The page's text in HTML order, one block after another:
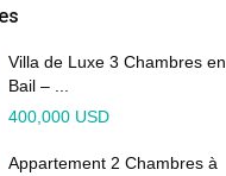
Villa de Luxe 3 Chambres en
Bail – ...
400,000 USD
Appartement 2 Chambres à